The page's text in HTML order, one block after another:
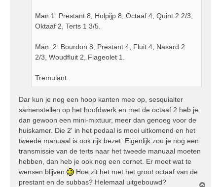
Man.1: Prestant 8, Holpijp 8, Octaaf 4, Quint 2 2/3,
Oktaaf 2, Terts 1 3/5.
Man. 2: Bourdon 8, Prestant 4, Fluit 4, Nasard 2
2/3, Woudfluit 2, Flageolet 1.
Tremulant.
Dar kun je nog een hoop kanten mee op, sesquialter
samenstellen op het hoofdwerk en met de octaaf 2 heb je
dan gewoon een mini-mixtuur, meer dan genoeg voor de
huiskamer. Die 2' in het pedaal is mooi uitkomend en het
tweede manuaal is ook rijk bezet. Eigenlijk zou je nog een
transmissie van de terts naar het tweede manuaal moeten
hebben, dan heb je ook nog een cornet. Er moet wat te
wensen blijven
Hoe zit het met het groot octaaf van de
prestant en de subbas? Helemaal uitgebouwd?